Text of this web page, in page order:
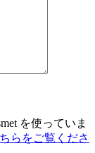
を使っていま
らをご覧くださ